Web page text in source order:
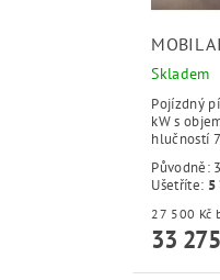
MOBIL
Skladem
Pojízdný
kW s
hlučností
Původně:
Ušetříte: 5
33